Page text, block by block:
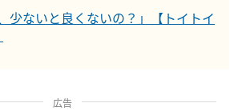
少ないと良くないの？」【トイトイ
広告